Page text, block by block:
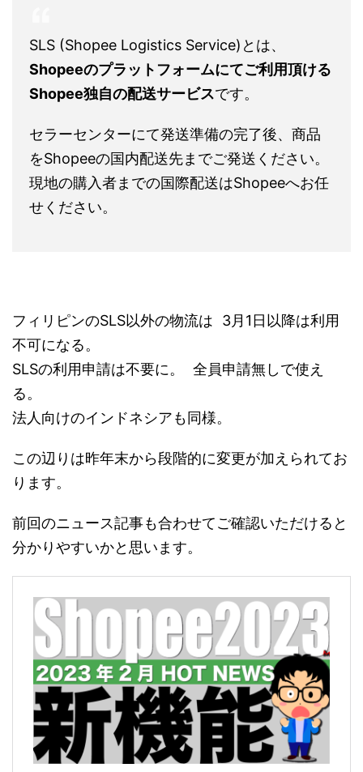
SLS (Shopee Logistics Service)とは、
Shopeeのプラットフォームにてご利用頂ける
Shopee独自の配送サービスです。
セラーセンターにて発送準備の完了後、商品
をShopeeの国内配送先までご発送ください。
現地の購入者までの国際配送はShopeeへお任
せください。
フィリピンのSLS以外の物流は 3月1日以降は利用
不可になる。
SLSの利用申請は不要に。 全員申請無しで使え
る。
法人向けのインドネシアも同様。
この辺りは昨年末から段階的に変更が加えられてお
ります。
前回のニュース記事も合わせてご確認いただけると
分かりやすいかと思います。